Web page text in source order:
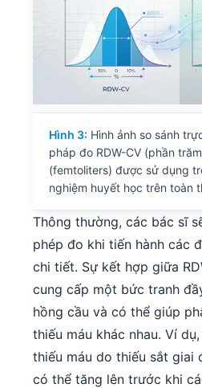
Hình 3: Hình ảnh so sánh
pháp đo RDW-CV (phần
(femtoliters) được sử dụng
nghiệm huyết học trên toàn
Thông thường, các bác sĩ
phép đo khi tiến hành các
chi tiết. Sự kết hợp giữa
cung cấp một bức tranh
hồng cầu và có thể giúp
thiếu máu khác nhau. Ví
thiếu máu do thiếu sắt giai
có thể tăng lên trước khi